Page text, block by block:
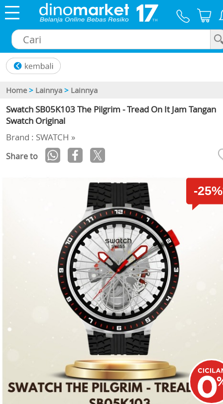
Home > Lainnya > Lainnya
Swatch SB05K103 The Pilgrim - Tread On It Jam Tangan
Swatch Original
Brand : SWATCH »
Share to
-